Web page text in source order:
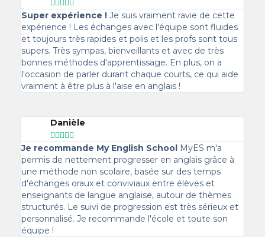
    
Super expérience !Je suis vraiment ravie de cette
expérience ! Les échanges avec l'équipe sont fluides
et toujours très rapides et polis et les profs sont tous
supers. Très sympas, bienveillants et avec de très
bonnes méthodes d'apprentissage. En plus, on a
l'occasion de parler durant chaque courts, ce qui aide
vraiment à être plus à l'aise en anglais !
Danièle
    
Je recommande My English School
MyES m'a
permis de nettement progresser en anglais grâce à
une méthode non scolaire, basée sur des temps
d'échanges oraux et conviviaux entre élèves et
enseignants de langue anglaise, autour de thèmes
structurés. Le suivi de progression est très sérieux et
personnalisé. Je recommande l'école et toute son
équipe !